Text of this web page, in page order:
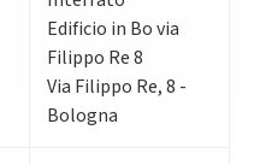
Edificio in Bo via
Filippo Re 8
Via Filippo Re, 8 -
Bologna